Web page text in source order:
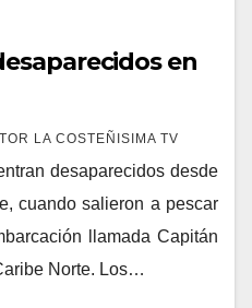
en
LA COSTEÑISIMA TV
desaparecidos desde
cuando salieron a pescar
llamada Capitán
Norte. Los…